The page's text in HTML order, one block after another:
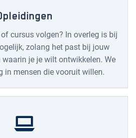
cursus volgen? In overleg is bij
zolang het past bij jouw
je je wilt ontwikkelen. We
in mensen die vooruit willen.